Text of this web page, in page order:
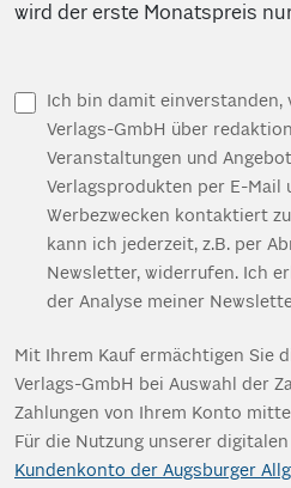
wird der erste Monatspreis
Ich bin damit einverstanden,
Verlags-GmbH über
Veranstaltungen und
Verlagsprodukten per E-Mail
Werbezwecken kontaktiert
kann ich jederzeit, z.B. per
Newsletter, widerrufen. Ich
der Analyse meiner
Mit Ihrem Kauf ermächtigen Sie
Verlags-GmbH bei Auswahl der
Zahlungen von Ihrem Konto
Für die Nutzung unserer
Kundenkonto der Augsburger